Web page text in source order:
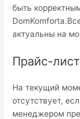
быть
актуальны на
Прайс-
На текущий
отсутствует,
менеджером